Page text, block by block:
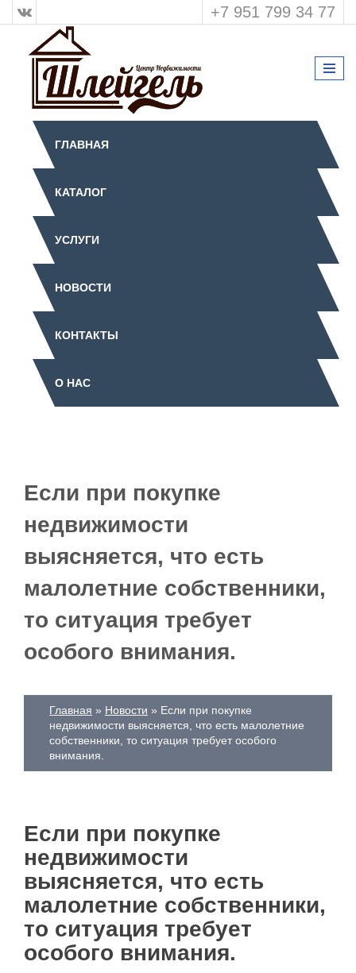
+7 951 799 34 77
ГЛАВНАЯ
КАТАЛОГ
УСЛУГИ
НОВОСТИ
КОНТАКТЫ
О НАС
Если при покупке
недвижимости
выясняется, что есть
малолетние собственники,
то ситуация требует
особого внимания.
Главная Новости
Если при покупке
недвижимости выясняется, что есть малолетние
собственники, то ситуация требует особого
внимания.
Если при покупке
недвижимости
выясняется, что есть
малолетние собственники,
то ситуация требует
особого внимания.